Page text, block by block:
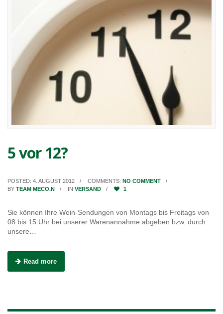
5 vor 12?
POSTED: 4. AUGUST 2012 COMMENTS: NO COMMENT
BY TEAM MECO.N IN VERSAND 1
Sie können Ihre Wein-Sendungen von Montags bis Freitags von
08 bis 15 Uhr bei unserer Warenannahme abgeben bzw. durch
unsere…
Read more